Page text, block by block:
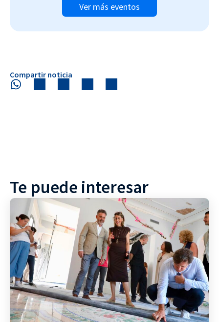
Ver más eventos
Compartir noticia
Te puede interesar